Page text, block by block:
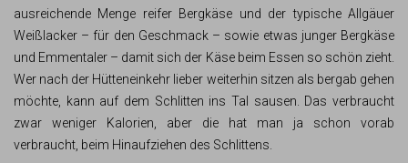
ausreichende Menge reifer Bergkäse und der typische Allgäuer
Weißlacker – für den Geschmack – sowie etwas junger Bergkäse
und Emmentaler – damit sich der Käse beim Essen so schön zieht.
Wer nach der Hütteneinkehr lieber weiterhin sitzen als bergab gehen
möchte, kann auf dem Schlitten ins Tal sausen. Das verbraucht
zwar weniger Kalorien, aber die hat man ja schon vorab
verbraucht, beim Hinaufziehen des Schlittens.